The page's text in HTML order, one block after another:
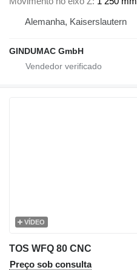
Alemanha, Kaiserslautern
GINDUMAC GmbH
VÍDEO
TOS WFQ 80 CNC
Preço sob consulta